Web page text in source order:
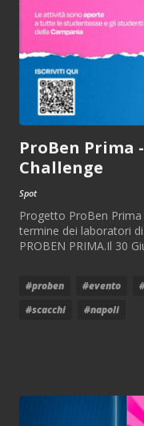
ProBen Prima
Challenge
Spot
Progetto ProBen
termine dei laboratori
PROBEN PRIMA.Il 30
#proben #evento
#scacchi
#napoli